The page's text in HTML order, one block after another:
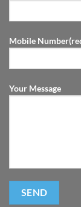
Mobile
Your Message